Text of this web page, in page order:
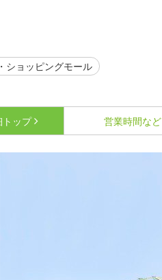
ショッピングモール
トップ 営業時間など